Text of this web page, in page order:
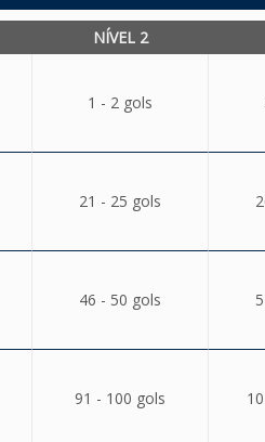
NÍVEL 2
1 - 2 gols
21 - 25 gols
46 - 50 gols
91 - 100 gols